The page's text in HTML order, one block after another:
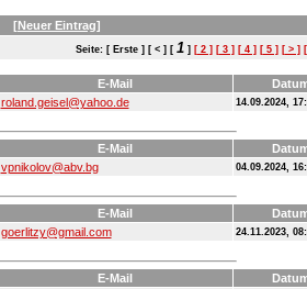
[Neuer Eintrag]
Seite: [ Erste ] [ < ] [ 1] [ 2 ] [ 3 ] [ 4 ] [ 5 ] [ > ]
E-Mail
roland.geisel@yahoo.de 14.09.2024,
E-Mail
vpnikolov@abv.bg 04.09.2024,
E-Mail
goerlitzy@gmail.com 24.11.2023,
E-Mail